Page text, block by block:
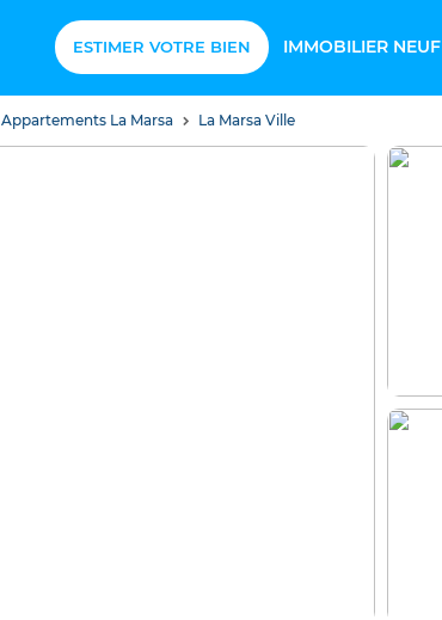
ESTIMER VOTRE BIEN IMMOBILIER NEUF
Appartements La Marsa La Marsa Ville